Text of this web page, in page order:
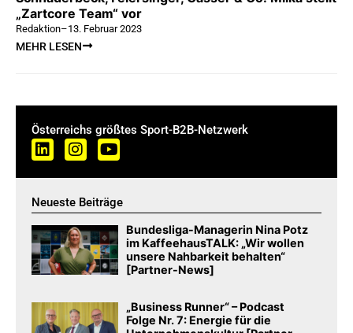
„Zartcore Team“ vor
Redaktion–13. Februar 2023
MEHR LESEN
Österreichs größtes Sport-B2B-Netzwerk
Neueste Beiträge
Bundesliga-Managerin Nina Potz
im KaffeehausTALK: „Wir wollen
unsere Nahbarkeit behalten“
[Partner-News]
„Business Runner“ – Podcast
Folge Nr. 7: Energie für die